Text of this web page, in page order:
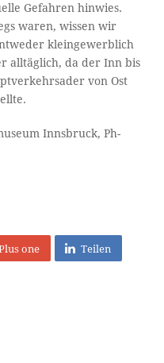
Gefahren hinwies.
waren, wissen wir
kleingewerblich
alltäglich, da der Inn bis
von Ost
Innsbruck, Ph-
one Teilen